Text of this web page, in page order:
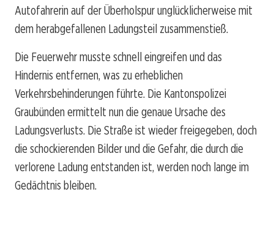
Autofahrerin auf der Überholspur unglücklicherweise mit
dem herabgefallenen Ladungsteil zusammenstieß.
Die Feuerwehr musste schnell eingreifen und das
Hindernis entfernen, was zu erheblichen
Verkehrsbehinderungen führte. Die Kantonspolizei
Graubünden ermittelt nun die genaue Ursache des
Ladungsverlusts. Die Straße ist wieder freigegeben, doch
die schockierenden Bilder und die Gefahr, die durch die
verlorene Ladung entstanden ist, werden noch lange im
Gedächtnis bleiben.